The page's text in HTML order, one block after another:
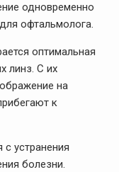
одновременно
офтальмолога.
оптимальная
линз. С их
на
к
устранения
болезни.